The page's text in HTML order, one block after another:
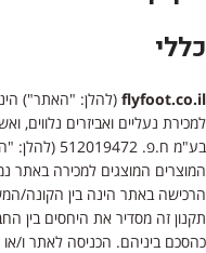
כללי
flyfoot.co.il (להלן: "האתר")
למכירת נעליים ואביזרים נלווים,
בע"מ ח.פ. 512019472 (להלן: "החברה").
המוצרים המוצגים למכירה באתר
הרכישה באתר הינה בין הקונה/
תקנון זה מסדיר את היחסים בין
כהסכם ביניהם. הכניסה לאתר ו/